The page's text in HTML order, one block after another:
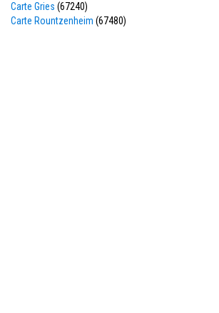
Carte Gries (67240)
Carte Rountzenheim (67480)